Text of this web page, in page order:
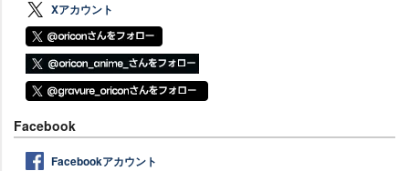
Xアカウント
Facebook
Facebookアカウント